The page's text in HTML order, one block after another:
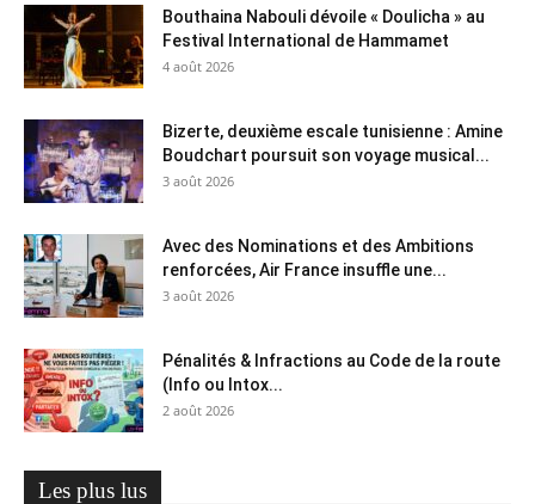
Bouthaina Nabouli dévoile « Doulicha » au
Festival International de Hammamet
4 août 2026
Bizerte, deuxième escale tunisienne : Amine
Boudchart poursuit son voyage musical...
3 août 2026
Avec des Nominations et des Ambitions
renforcées, Air France insuffle une...
3 août 2026
Pénalités & Infractions au Code de la route
(Info ou Intox...
2 août 2026
Les plus lus